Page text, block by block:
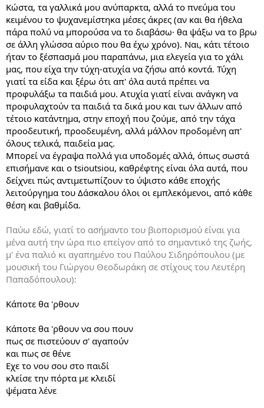
Κώστα, τα γαλλικά μου ανύπαρκτα, αλλά το πνεύμα του
κειμένου το ψυχανεμίστηκα μέσες άκρες (αν και θα ήθελα
πάρα πολύ να μπορούσα να το διαβάσω· θα ψάξω να το βρω
σε άλλη γλώσσα αύριο που θα έχω χρόνο). Ναι, κάτι τέτοιο
ήταν το ξέσπασμά μου παραπάνω, μια ελεγεία για το χάλι
μας, που είχα την τύχη-ατυχία να ζήσω από κοντά. Τύχη
γιατί τα είδα και ξέρω ότι απ' όλα αυτά πρέπει να
προφυλάξω τα παιδιά μου. Ατυχία γιατί είναι ανάγκη να
προφυλαχτούν τα παιδιά τα δικά μου και των άλλων από
τέτοιο κατάντημα, στην εποχή που ζούμε, από την τάχα
προοδευτική, προοδευμένη, αλλά μάλλον προδομένη απ'
όλους τελικά, παιδεία μας.
Μπορεί να έγραψα πολλά για υποδομές αλλά, όπως σωστά
επισήμανε και ο tsioutsiou, καθρέφτης είναι όλα αυτά, που
δείχνει πώς αντιμετωπίζουν το ύψιστο κάθε εποχής
λειτούργημα του Δάσκαλου όλοι οι εμπλεκόμενοι, από κάθε
θέση και βαθμίδα.
Παύω εδώ, γιατί το ασήμαντο του βιοπορισμού είναι για
μένα αυτή την ώρα πιο επείγον από το σημαντικό της ζωής,
μ' ένα παλιό κι αγαπημένο του Παύλου Σιδηρόπουλου (με
μουσική του Γιώργου Θεοδωράκη σε στίχους του Λευτέρη
Παπαδόπουλου):
Κάποτε θα 'ρθουν
Κάποτε θα 'ρθουν να σου πουν
πως σε πιστεύουν σ' αγαπούν
και πως σε θένε
Εχε το νου σου στο παιδί
κλείσε την πόρτα με κλειδί
ψέματα λένε